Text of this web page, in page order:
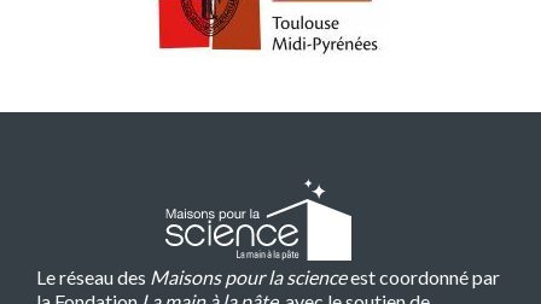
Le réseau des Maisons pour la scienceest coordonné par